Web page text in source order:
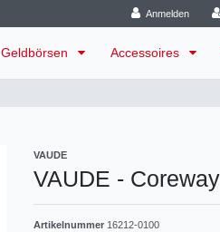
Anmelden
Geldbörsen Accessoires
VAUDE
VAUDE -
Artikelnummer 16212-0100